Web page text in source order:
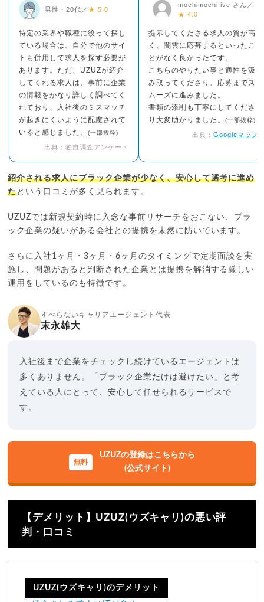
男性・20代／ ★ 5.0
特定の業界や職種に絞って探し
ている場合は、自分で他のサイ
トも併用して求人を探す必要が
あります。ただ、UZUZが紹介
してくれる求人は、事前に企業
の情報をかなり詳しく調べてく
れており、入社後のミスマッチ
が起きにくいように配慮されて
いると感じました。(一部抜粋)
出典：独自調査アンケート
mochimochi ive さん／
★ 4.0
提示してくださる求人の質が高
く、闇雲に応募するといったこ
とがなく良かったです。
こちらのやりたい事と適性を汲
み取ってくださり、応募までス
ムーズに進みました。
書類の添削も丁寧にしてくださ
り大変助かりました。(一部抜粋)
出典： Googleマップ
紹介される求人にブラック企業が少なく、安心して選考に進め
たという口コミが多く見られます。
UZUZでは新規契約時に入念な事前リサーチをおこない、ブラ
ック企業の疑いがある会社との提携を未然に防いでいます。
さらに入社1ヶ月・3ヶ月・6ヶ月のタイミングで定期面談を実
施し、問題があると判断された企業とは提携を解消する厳しい
運用をしているのも特徴です。
すべらないキャリアエージェント代表
末永雄大
入社後まで企業をチェックし続けているエージェントは
多くありません。「ブラック企業だけは避けたい」と考
えている人にとって、安心して任せられるサービスで
す。
UZUZの登録はこちらから
(公式サイト)
【デメリット】UZUZ(ウズキャリ)の悪い評
判・口コミ
UZUZ(ウズキャリ)のデメリット